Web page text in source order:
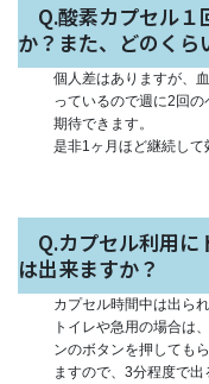
Q.酸素カプセル１
か？また、どのくら
個人差はありますが、
っているので週に2回
期待できます。
是非1ヶ月ほど継続して
Q.カプセル利用に
は出来ますか？
カプセル時間中は出られ
トイレや急用の場合は
ンのボタンを押しても
ますので、3分程度で出